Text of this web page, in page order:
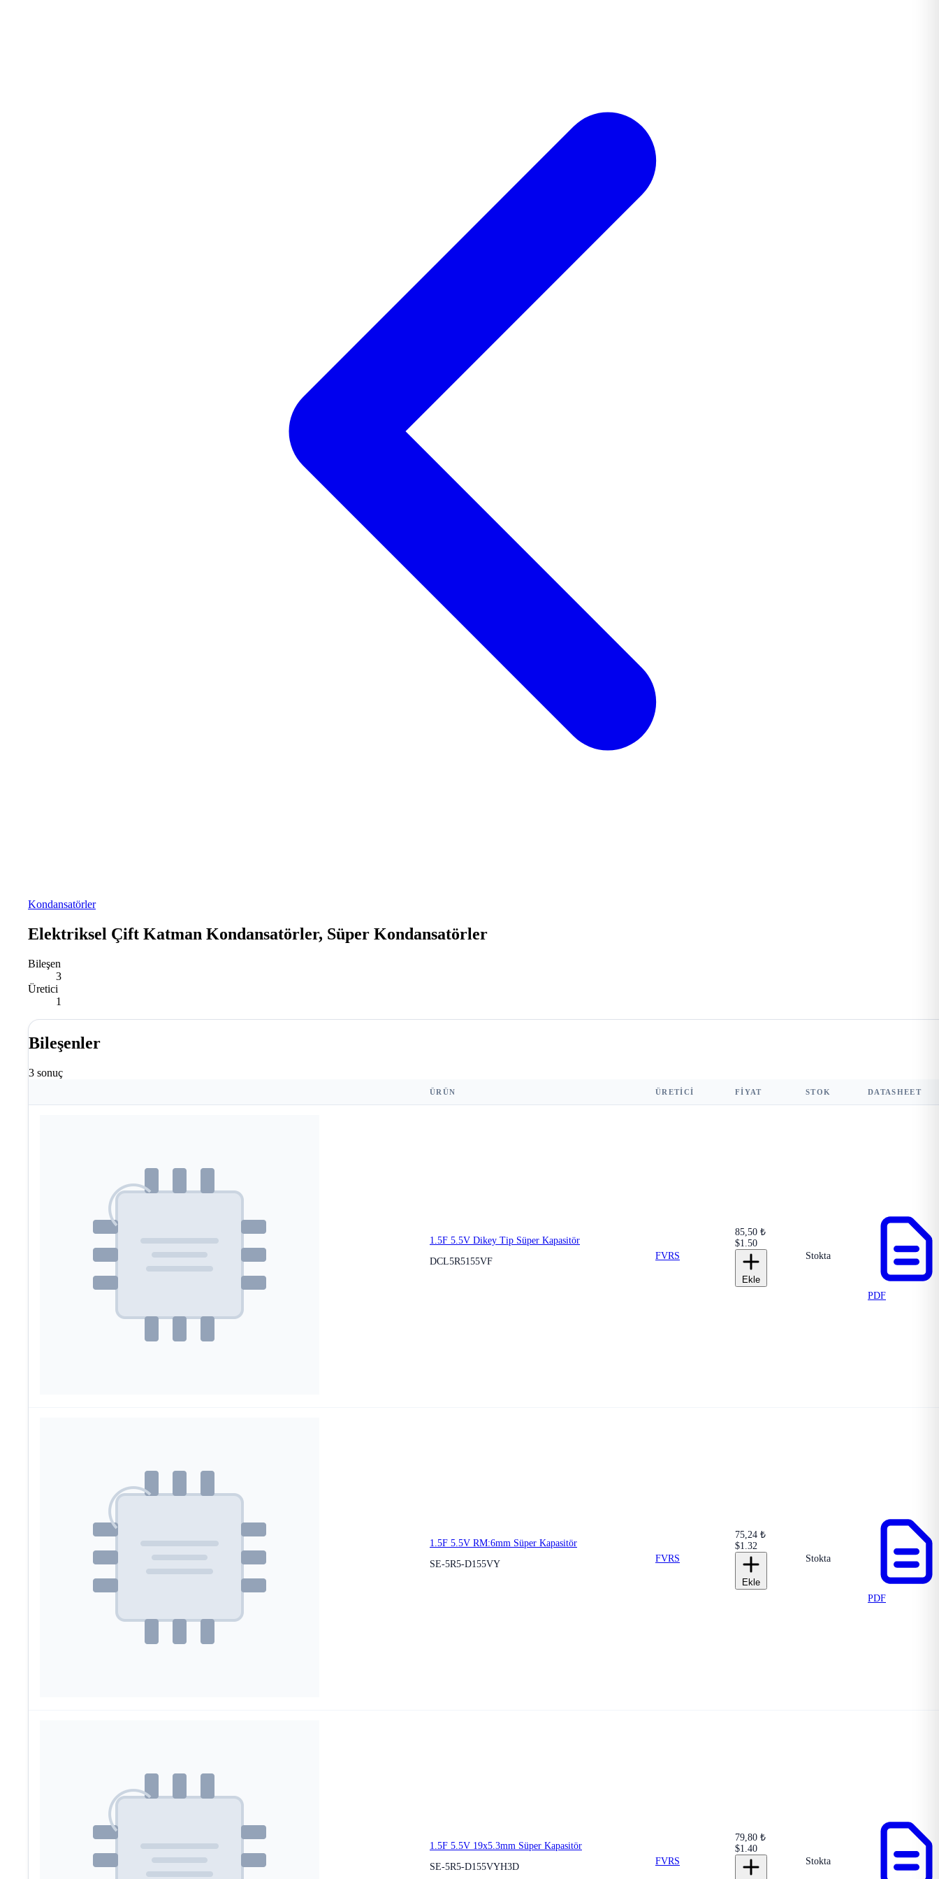
Kondansatörler
Elektriksel Çift Katman Kondansatörler, Süper Kondansatörler
Bileşen
3
Üretici
1
Bileşenler
3 sonuç
ÜRÜN ÜRETICI FIYAT STOK DATASHEET
1.5F 5.5V Dikey Tip Süper Kapasitör
DCL5R5155VF
FVRS
85,50 ₺
$1.50
Ekle
Stokta
PDF
1.5F 5.5V RM:6mm Süper Kapasitör
SE-5R5-D155VY
FVRS
75,24 ₺
$1.32
Ekle
Stokta
PDF
1.5F 5.5V 19x5.3mm Süper Kapasitör
SE-5R5-D155VYH3D
FVRS
79,80 ₺
$1.40
Stokta